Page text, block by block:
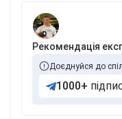
Рекомендація
Доєднуйся до
1000+